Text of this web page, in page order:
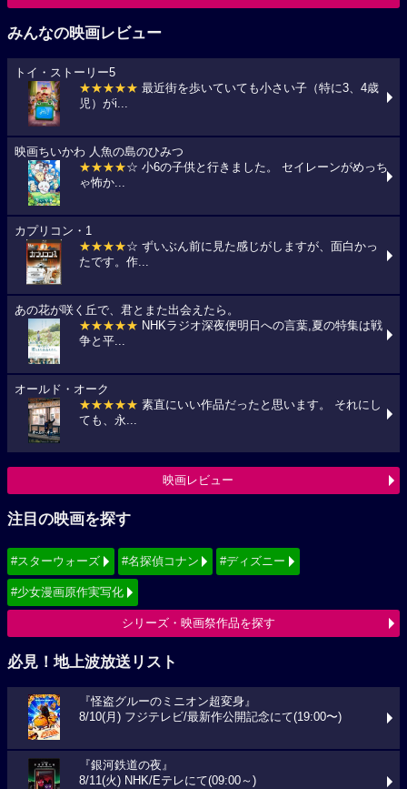
みんなの映画レビュー
トイ・ストーリー5
★★★★★ 最近街を歩いていても小さい子（特に3、4歳
児）がi...
映画ちいかわ 人魚の島のひみつ
★★★★☆ 小6の子供と行きました。 セイレーンがめっち
ゃ怖か...
カプリコン・1
★★★★☆ ずいぶん前に見た感じがしますが、面白かっ
たです。作...
あの花が咲く丘で、君とまた出会えたら。
★★★★★ NHKラジオ深夜便明日への言葉,夏の特集は戦
争と平...
オールド・オーク
★★★★★ 素直にいい作品だったと思います。 それにし
ても、永...
映画レビュー
注目の映画を探す
#スターウォーズ #名探偵コナン #ディズニー
#少女漫画原作実写化
シリーズ・映画祭作品を探す
必見！地上波放送リスト
『怪盗グルーのミニオン超変身』
8/10(月) フジテレビ/最新作公開記念にて(19:00〜)
『銀河鉄道の夜』
8/11(火) NHK/Eテレにて(09:00～)